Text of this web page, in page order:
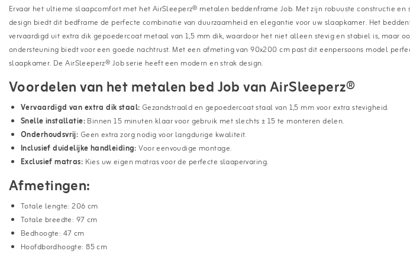
Ervaar het ultieme slaapcomfort met het AirSleeperz® metalen beddenframe Job. Met zijn robuuste constructie en
design biedt dit bedframe de perfecte combinatie van duurzaamheid en elegantie voor uw slaapkamer. Het
vervaardigd uit extra dik gepoedercoat metaal van 1,5 mm dik, waardoor het niet alleen stevig en stabiel is, maar
ondersteuning biedt voor een goede nachtrust. Met een afmeting van 90x200 cm past dit eenpersoons model
slaapkamer. De AirSleeperz® Job serie heeft een modern en strak design.
Voordelen van het metalen bed Job van AirSleeperz®
Vervaardigd van extra dik staal: Gezandstraald en gepoedercoat staal van 1,5 mm voor extra stevigheid.
Snelle installatie:Binnen 15 minuten klaar voor gebruik met slechts ± 15 te monteren delen.
Onderhoudsvrij: Geen extra zorg nodig voor langdurige kwaliteit.
Inclusief duidelijke handleiding:Voor eenvoudige montage.
Exclusief matras: Kies uw eigen matras voor de perfecte slaapervaring.
Afmetingen:
Totale lengte: 206 cm
Totale breedte: 97 cm
Bedhoogte: 47 cm
Hoofdbordhoogte: 85 cm